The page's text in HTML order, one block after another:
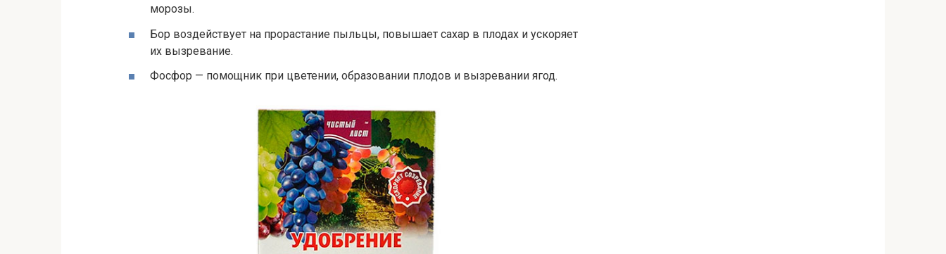
морозы.
Бор воздействует на прорастание пыльцы, повышает сахар в плодах и ускоряет
их вызревание.
Фосфор — помощник при цветении, образовании плодов и вызревании ягод.